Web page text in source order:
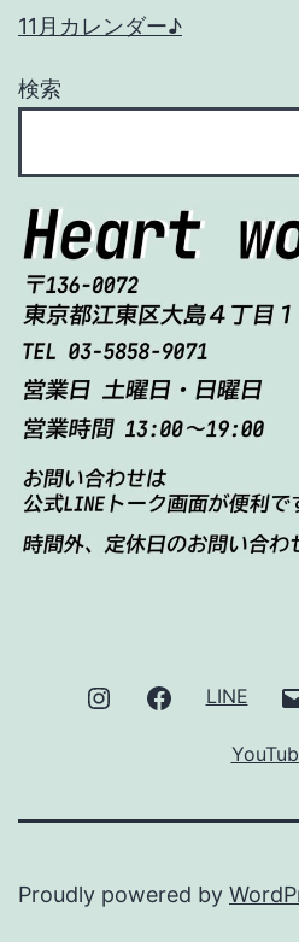
11月カレンダー♪
検索
InstagramFacebook
LINE
Proudly powered by